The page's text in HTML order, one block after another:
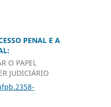
PENAL E A
O PAPEL
JUDICIÁRIO